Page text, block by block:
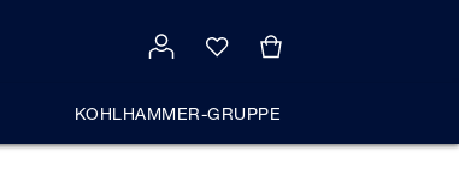
KOHLHAMMER-GRUPPE